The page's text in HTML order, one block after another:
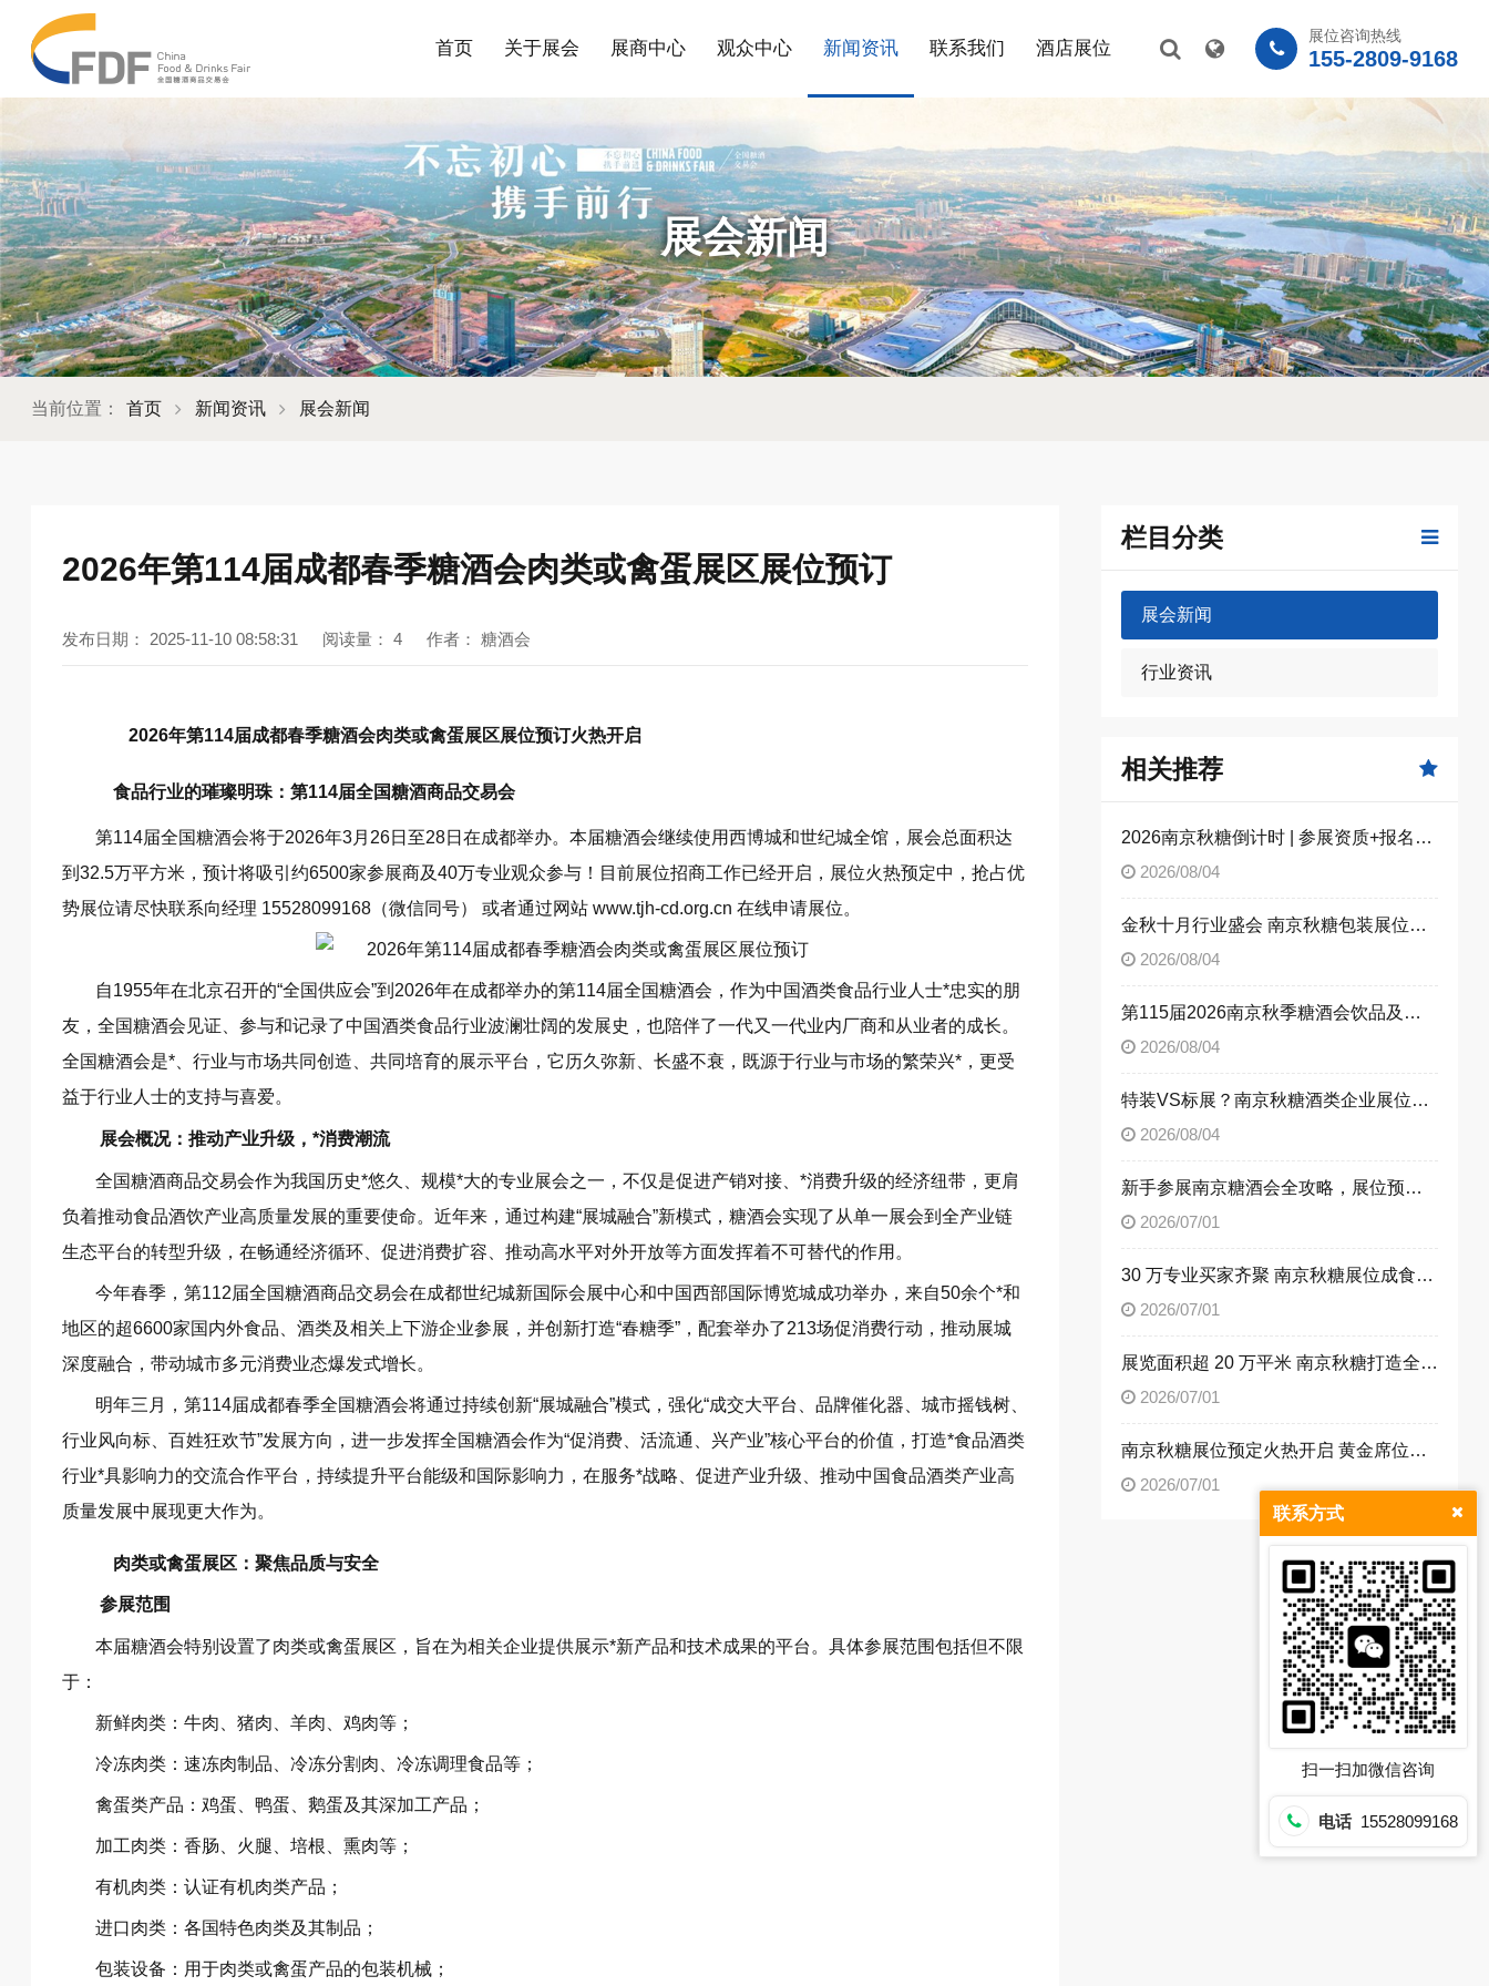
展位咨询热线
155-2809-9168
首页 关于展会 展商中心 观众中心 新闻资讯 联系我们 酒店展位
展会新闻
当前位置： 首页 新闻资讯 展会新闻
2026年第114届成都春季糖酒会肉类或禽蛋展区展位预订
发布日期： 2025-11-10 08:58:31 阅读量： 4 作者： 糖酒会
2026年第114届成都春季糖酒会肉类或禽蛋展区展位预订火热开启
食品行业的璀璨明珠：第114届全国糖酒商品交易会
第114届全国糖酒会将于2026年3月26日至28日在成都举办。本届糖酒会继续使用西博城和世纪城全馆，展会总面积达
到32.5万平方米，预计将吸引约6500家参展商及40万专业观众参与！目前展位招商工作已经开启，展位火热预定中，抢占优
势展位请尽快联系向经理 15528099168（微信同号） 或者通过网站 www.tjh-cd.org.cn 在线申请展位。
自1955年在北京召开的“全国供应会”到2026年在成都举办的第114届全国糖酒会，作为中国酒类食品行业人士*忠实的朋
友，全国糖酒会见证、参与和记录了中国酒类食品行业波澜壮阔的发展史，也陪伴了一代又一代业内厂商和从业者的成长。
全国糖酒会是*、行业与市场共同创造、共同培育的展示平台，它历久弥新、长盛不衰，既源于行业与市场的繁荣兴*，更受
益于行业人士的支持与喜爱。
展会概况：推动产业升级，*消费潮流
全国糖酒商品交易会作为我国历史*悠久、规模*大的专业展会之一，不仅是促进产销对接、*消费升级的经济纽带，更肩
负着推动食品酒饮产业高质量发展的重要使命。近年来，通过构建“展城融合”新模式，糖酒会实现了从单一展会到全产业链
生态平台的转型升级，在畅通经济循环、促进消费扩容、推动高水平对外开放等方面发挥着不可替代的作用。
今年春季，第112届全国糖酒商品交易会在成都世纪城新国际会展中心和中国西部国际博览城成功举办，来自50余个*和
地区的超6600家国内外食品、酒类及相关上下游企业参展，并创新打造“春糖季”，配套举办了213场促消费行动，推动展城
深度融合，带动城市多元消费业态爆发式增长。
明年三月，第114届成都春季全国糖酒会将通过持续创新“展城融合”模式，强化“成交大平台、品牌催化器、城市摇钱树、
行业风向标、百姓狂欢节”发展方向，进一步发挥全国糖酒会作为“促消费、活流通、兴产业”核心平台的价值，打造*食品酒类
行业*具影响力的交流合作平台，持续提升平台能级和国际影响力，在服务*战略、促进产业升级、推动中国食品酒类产业高
质量发展中展现更大作为。
肉类或禽蛋展区：聚焦品质与安全
参展范围
本届糖酒会特别设置了肉类或禽蛋展区，旨在为相关企业提供展示*新产品和技术成果的平台。具体参展范围包括但不限
于：
新鲜肉类：牛肉、猪肉、羊肉、鸡肉等；
冷冻肉类：速冻肉制品、冷冻分割肉、冷冻调理食品等；
禽蛋类产品：鸡蛋、鸭蛋、鹅蛋及其深加工产品；
加工肉类：香肠、火腿、培根、熏肉等；
有机肉类：认证有机肉类产品；
进口肉类：各国特色肉类及其制品；
包装设备：用于肉类或禽蛋产品的包装机械；
栏目分类
展会新闻
行业资讯
相关推荐
2026南京秋糖倒计时 | 参展资质+报名流程全攻略，别因手续不全错失良机（附材料清单）
2026/08/04
金秋十月行业盛会 南京秋糖包装展位限时合规抢订
2026/08/04
第115届2026南京秋季糖酒会饮品及乳制品展区展位申请技巧
2026/08/04
特装VS标展？南京秋糖酒类企业展位选择指南
2026/08/04
新手参展南京糖酒会全攻略，展位预定流程一次性讲清楚
2026/07/01
30 万专业买家齐聚 南京秋糖展位成食饮企业招商首选阵地
2026/07/01
展览面积超 20 万平米 南京秋糖打造全品类食饮商贸平台
2026/07/01
南京秋糖展位预定火热开启 黄金席位抢占行业发展先机
2026/07/01
联系方式
扫一扫加微信咨询
电话 15528099168